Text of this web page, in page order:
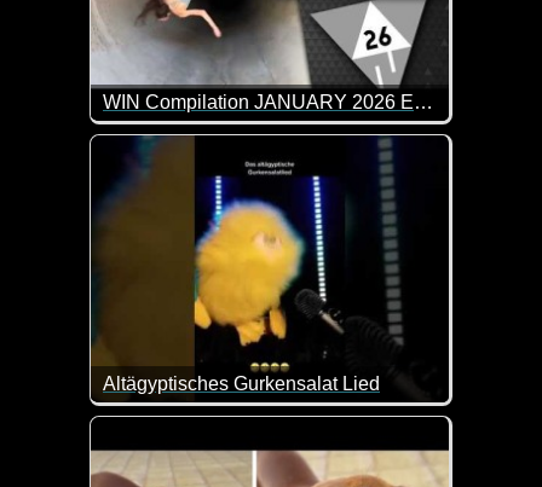
WIN Compilation JANUARY 2026 Edition
77 der besten Video-Clips des Monats Dezember
Altägyptisches Gurkensalat Lied
Das ist so blöd, dass es schon wieder lustig ist.